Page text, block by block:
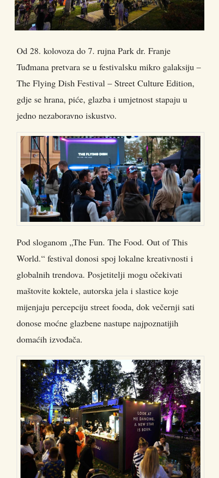
Od 28. kolovoza do 7. rujna Park dr. Franje
Tuđmana pretvara se u festivalsku mikro galaksiju –
The Flying Dish Festival – Street Culture Edition,
gdje se hrana, piće, glazba i umjetnost stapaju u
jedno nezaboravno iskustvo.
Pod sloganom „The Fun. The Food. Out of This
World.“ festival donosi spoj lokalne kreativnosti i
globalnih trendova. Posjetitelji mogu očekivati
maštovite koktele, autorska jela i slastice koje
mijenjaju percepciju street fooda, dok večernji sati
donose moćne glazbene nastupe najpoznatijih
domaćih izvođača.